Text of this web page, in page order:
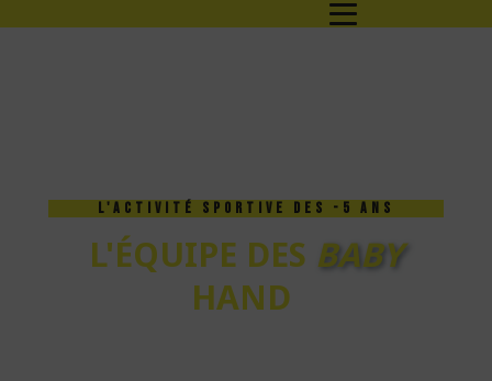
L'ACTIVITÉ SPORTIVE DES -5 ANS
L'ÉQUIPE DES BABY
HAND